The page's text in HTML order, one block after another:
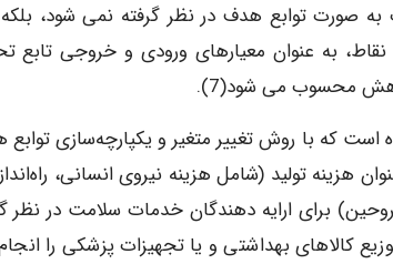
به صورت توابع هدف در نظر گرفته نمی شود،
به عنوان معیارهای ورودی و خروجی تابع
محسوب می شود(7).
است که با روش تغییر متغیر و یکپارچه‌سازی
هزینه تولید (شامل هزینه نیروی انسانی،
برای ارایه دهندگان خدمات سلامت در نظر